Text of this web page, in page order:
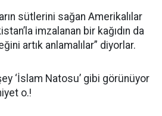
sütlerini sağan Amerikalılar
imzalanan bir kağıdın da
artık anlamalılar” diyorlar.
‘İslam Natosu’ gibi görünüyor
o.!